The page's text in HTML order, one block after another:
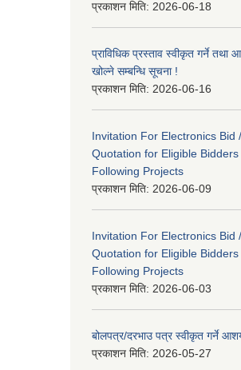
प्रकाशन मिति: 2026-06-18
प्राविधिक प्रस्ताव स्वीकृत गर्ने तथा
खोल्ने सम्बन्धि सूचना !
प्रकाशन मिति: 2026-06-16
Invitation For Electronics Bid
Quotation for Eligible
Following Projects
प्रकाशन मिति: 2026-06-09
Invitation For Electronics Bid
Quotation for Eligible
Following Projects
प्रकाशन मिति: 2026-06-03
बोलपत्र/दरभाउ पत्र स्वीकृत गर्ने
प्रकाशन मिति: 2026-05-27